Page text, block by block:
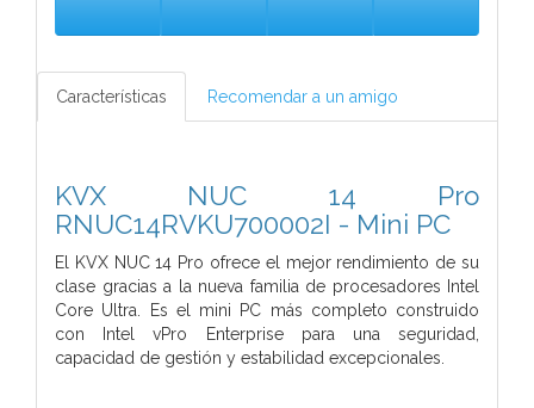
Características Recomendar a un amigo
KVX NUC 14 Pro
RNUC14RVKU700002I - Mini PC
El KVX NUC 14 Pro ofrece el mejor rendimiento de su
clase gracias a la nueva familia de procesadores Intel
Core Ultra. Es el mini PC más completo construido
con Intel vPro Enterprise para una seguridad,
capacidad de gestión y estabilidad excepcionales.